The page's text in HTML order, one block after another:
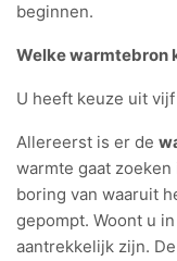
beginnen.
Welke warmtebron
U heeft keuze uit
Allereerst is er de
warmte gaat
boring van waaruit
gepompt. Woont u
aantrekkelijk zijn.